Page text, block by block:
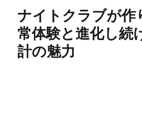
ー
ナイトクラブが作
常体験と進化し続
計の魅力